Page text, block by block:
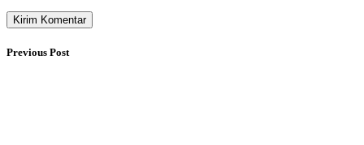
Previous Post